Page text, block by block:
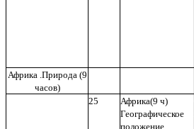
Африка .Природа (9
часов)
25
Африка(9 ч)
Географическое
положение